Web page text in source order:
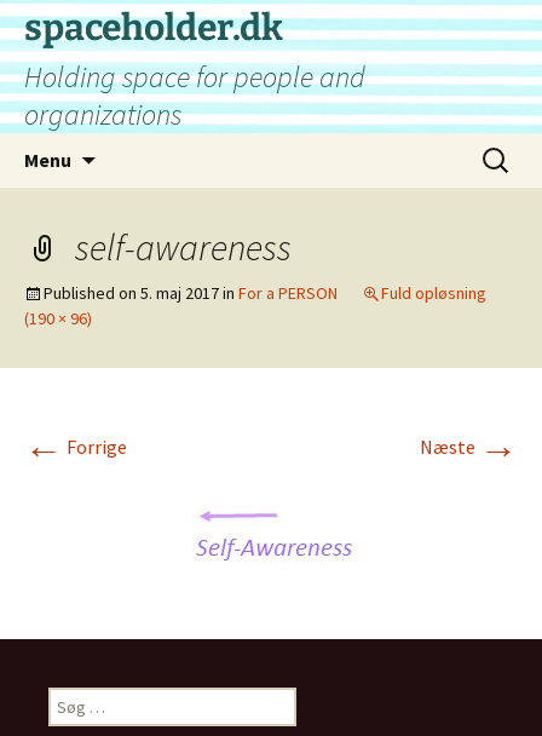
Hop
til
indhold
spaceholder.dk
Holding space for people and
organizations
Menu
Søg
efter:
self-awareness
Published on 5. maj 2017in For a PERSON
Fuld opløsning
(190 × 96)
← Forrige Næste →
Søg
efter: